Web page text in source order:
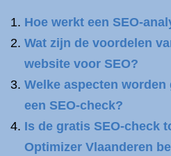
Hoe werkt een SEO-
Wat zijn de voordelen
website voor SEO?
Welke aspecten
een SEO-check?
Is de gratis SEO-check
Optimizer Vlaanderen